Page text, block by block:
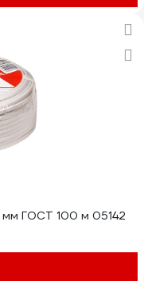
ГОСТ 100 м 05142